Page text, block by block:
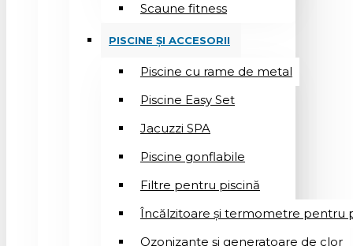
Scaune fitness
PISCINE ȘI ACCESORII
Piscine cu rame de metal
Piscine Easy Set
Jacuzzi SPA
Piscine gonflabile
Filtre pentru piscină
Încălzitoare și termometre pentru
Ozonizante și generatoare de clor